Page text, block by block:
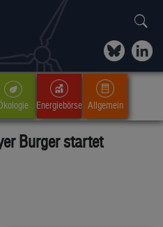
Energiebörse Allgemein
Burger startet